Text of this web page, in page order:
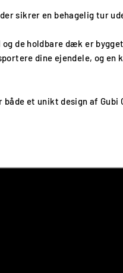
sikrer en behagelig tur
de holdbare dæk er
dine ejendele, og
et unikt design af Gubi